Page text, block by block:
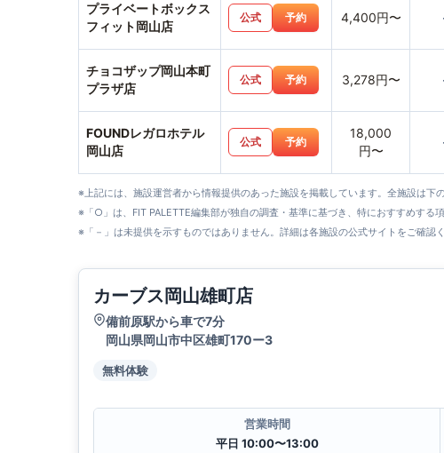
プライベートボックス
フィット岡山店
公式 予約 4,400円〜
チョコザップ岡山本町
プラザ店
公式 予約 3,278円〜
FOUNDレガロホテル
岡山店
公式 予約
18,000
円〜
※上記には、施設運営者から情報提供のあった施設を掲載しています。全施設は下
※「○」は、FIT PALETTE編集部が独自の調査・基準に基づき、特におすすめする項
※「－」は未提供を示すものではありません。詳細は各施設の公式サイトをご確認く
カーブス岡山雄町店
備前原駅から車で7分
岡山県岡山市中区雄町170ー3
無料体験
営業時間
平日 10:00〜13:00